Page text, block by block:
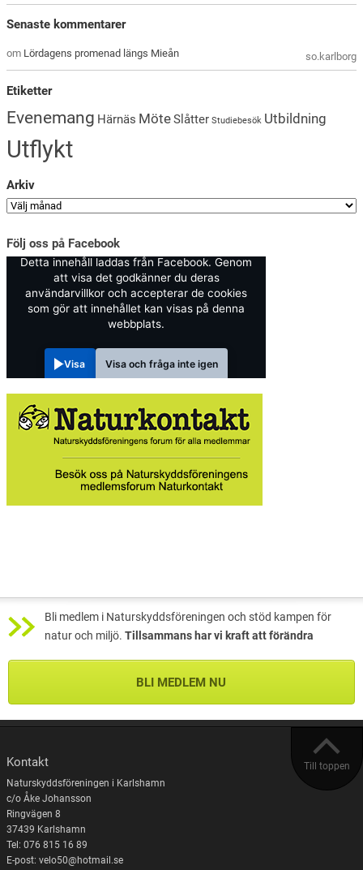
Senaste kommentarer
so.karlborg
om Lördagens promenad längs Mieån
Etiketter
Evenemang Härnäs MöteSlåtter Studiebesök Utbildning
Utflykt
Arkiv
Följ oss på Facebook
Detta innehåll laddas från Facebook. Genom
att visa det godkänner du deras
användarvillkor och accepterar de cookies
som gör att innehållet kan visas på denna
webbplats.
Visa Visa och fråga inte igen
Bli medlem i Naturskyddsföreningen och stöd kampen för
natur och miljö. Tillsammans har vi kraft att förändra
BLI MEDLEM NU
Till toppen
Kontakt
Naturskyddsföreningen i Karlshamn
c/o Åke Johansson
Ringvägen 8
37439 Karlshamn
Tel: 076 815 16 89
E-post: velo50@hotmail.se